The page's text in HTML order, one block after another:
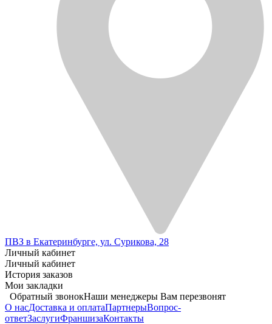
ПВЗ в Екатеринбурге, ул. Сурикова, 28
Личный кабинет
Личный кабинет
История заказов
Мои закладки
Обратный звонокНаши менеджеры Вам перезвонят
О насДоставка и оплатаПартнерыВопрос-
ответЗаслугиФраншизаКонтакты